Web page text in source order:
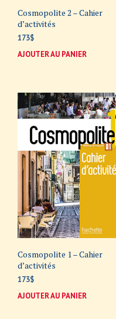
Cosmopolite 2 – Cahier
d’activités
173$
AJOUTER AU PANIER
Cosmopolite 1 – Cahier
d’activités
173$
AJOUTER AU PANIER